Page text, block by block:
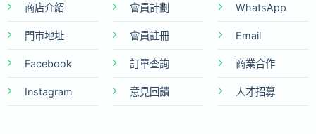
商店介紹
門市地址
Facebook
Instagram
會員計劃
會員註冊
訂單查詢
意見回饋
WhatsApp
Email
商業合作
人才招募